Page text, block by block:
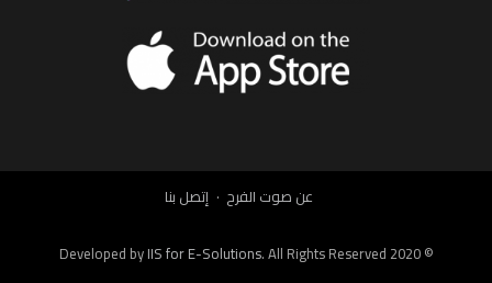
عن صوت الفرح إتصل بنا
© Developed by
IIS for E-Solutions. All Rights Reserved 2020